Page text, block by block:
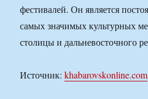
фестивалей. Он является
самых значимых культурных
столицы и дальневосточного
Источник:khabarovskonline.com